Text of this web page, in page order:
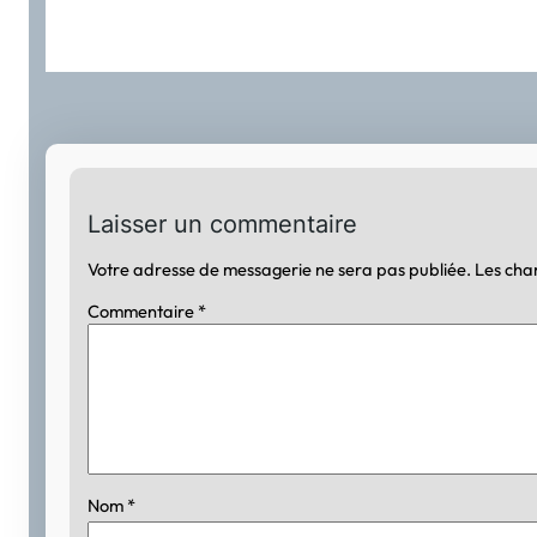
Laisser un commentaire
Votre adresse de messagerie ne sera pas publiée. Les
Commentaire *
Nom *